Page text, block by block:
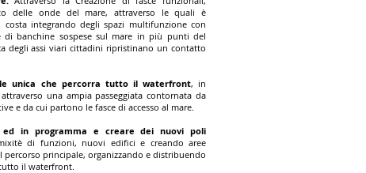
delle onde del mare, attraverso le quali è
integrando degli spazi multifunzione con
di banchine sospese sul mare in più punti del
degli assi viari cittadini ripristinano un contatto
unica che percorra tutto il waterfront, in
una ampia passeggiata contornata da
e da cui partono le fasce di accesso al mare.
ed in programma e creare dei nuovi poli
di funzioni, nuovi edifici e creando aree
principale, organizzando e distribuendo
il waterfront.